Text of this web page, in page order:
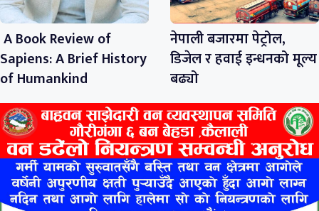
A Book Review of
Sapiens: A Brief History
of Humankind
नेपाली बजारमा पेट्रोल,
डिजेल र हवाई इन्धनको मूल्य
बढ्यो